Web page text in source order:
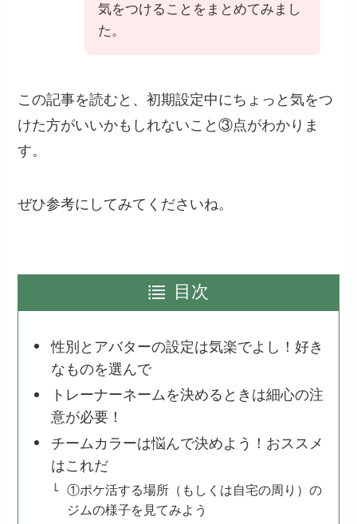
気をつけることをまとめてみまし
た。
この記事を読むと、初期設定中にちょっと気をつ
けた方がいいかもしれないこと③点がわかりま
す。
ぜひ参考にしてみてくださいね。
目次
性別とアバターの設定は気楽でよし！好き
なものを選んで
トレーナーネームを決めるときは細心の注
意が必要！
チームカラーは悩んで決めよう！おススメ
はこれだ
①ポケ活する場所（もしくは自宅の周り）の
ジムの様子を見てみよう